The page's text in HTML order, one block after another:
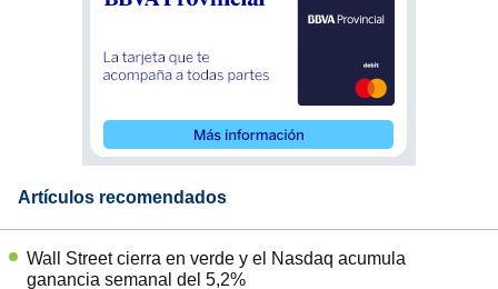
Artículos recomendados
Wall Street cierra en verde y el Nasdaq acumula
ganancia semanal del 5,2%